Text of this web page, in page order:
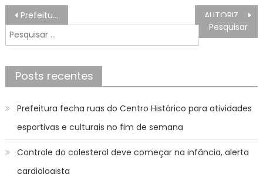
Navegação
de
Post
Prefeitura, Governo de São Paulo e CDHU Realizam de 187 Titulos de Regularização de Imóveis no Santa Luzia
Pesquisar
por:
Posts recentes
Prefeitura fecha ruas do Centro Histórico para atividades
esportivas e culturais no fim de semana
Controle do colesterol deve começar na infância, alerta
cardiologista